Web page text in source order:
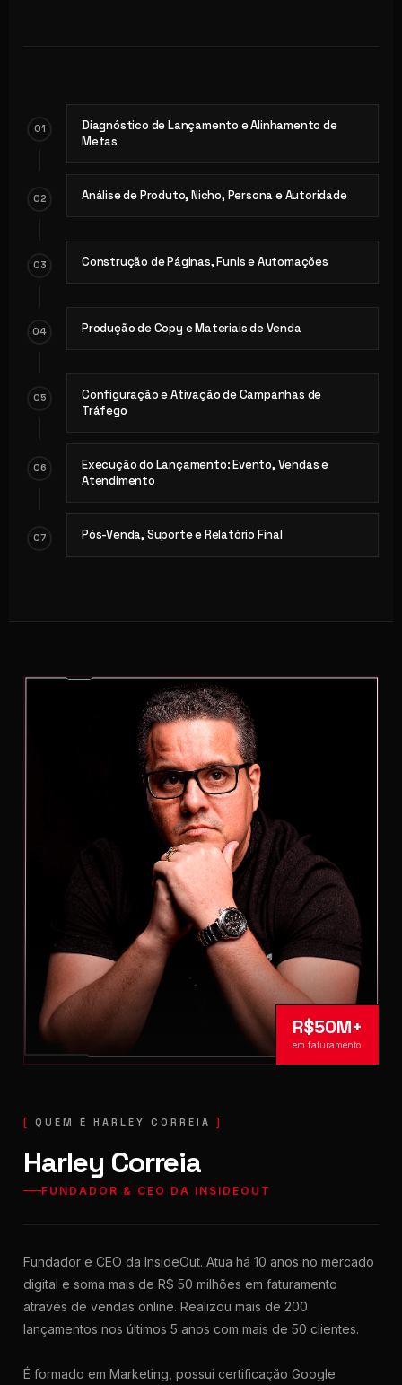
01
Diagnóstico de Lançamento e Alinhamento de
Metas
02 Análise de Produto, Nicho, Persona e Autoridade
03 Construção de Páginas, Funis e Automações
04 Produção de Copy e Materiais de Venda
05
Configuração e Ativação de Campanhas de
Tráfego
06
Execução do Lançamento: Evento, Vendas e
Atendimento
07 Pós-Venda, Suporte e Relatório Final
R$50M+
em faturamento
QUEM É HARLEY CORREIA
Harley Correia
FUNDADOR & CEO DA INSIDEOUT
Fundador e CEO da InsideOut. Atua há 10 anos no mercado
digital e soma mais de R$ 50 milhões em faturamento
através de vendas online. Realizou mais de 200
lançamentos nos últimos 5 anos com mais de 50 clientes.
É formado em Marketing, possui certificação Google